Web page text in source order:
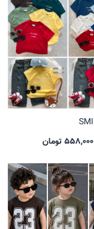
558,000 تومان